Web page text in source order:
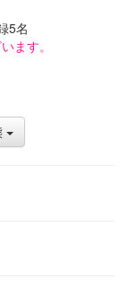
5名
ます。